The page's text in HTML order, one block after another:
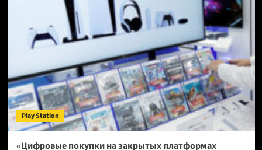
«Очень
странные
дела»
Милли
Браун
оказалась
поклонницей
Grand
Theft
Auto
Play Station
«Цифровые покупки на закрытых платформах